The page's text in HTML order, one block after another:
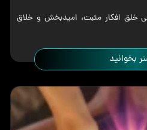
خلق افکار مثبت، امیدبخش و خلاق
بخوانید